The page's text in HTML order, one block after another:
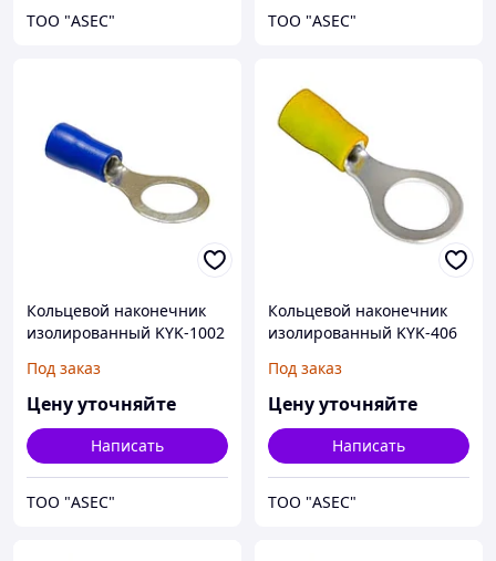
ТОО "ASEC" ТОО "ASEC"
Кольцевой наконечник
изолированный KYK-1002
Под заказ
Цену уточняйте
Написать
ТОО "ASEC"
Кольцевой наконечник
изолированный KYK-406
Под заказ
Цену уточняйте
Написать
ТОО "ASEC"